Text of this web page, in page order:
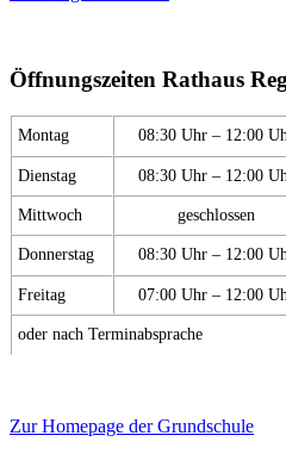
Öffnungszeiten Rathaus
Montag 08:30 Uhr – 12:00
Dienstag 08:30 Uhr – 12:00
Mittwoch geschlossen
Donnerstag 08:30 Uhr – 12:00
Freitag 07:00 Uhr – 12:00
oder nach Terminabsprache
Zur Homepage der Grundschule